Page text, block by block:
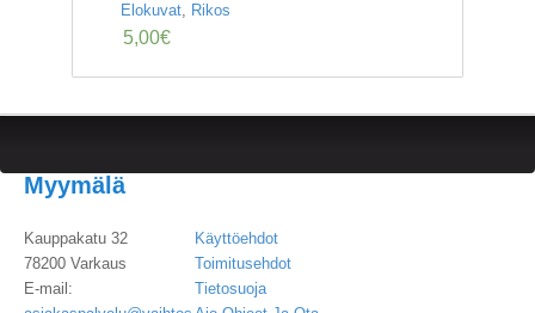
Elokuvat, Rikos
5,00€
Myymälä
Kauppakatu 32
78200 Varkaus
E-mail:
Käyttöehdot
Toimitusehdot
Tietosuoja